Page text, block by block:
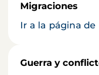
Migraciones
Ir a la página de
Guerra y